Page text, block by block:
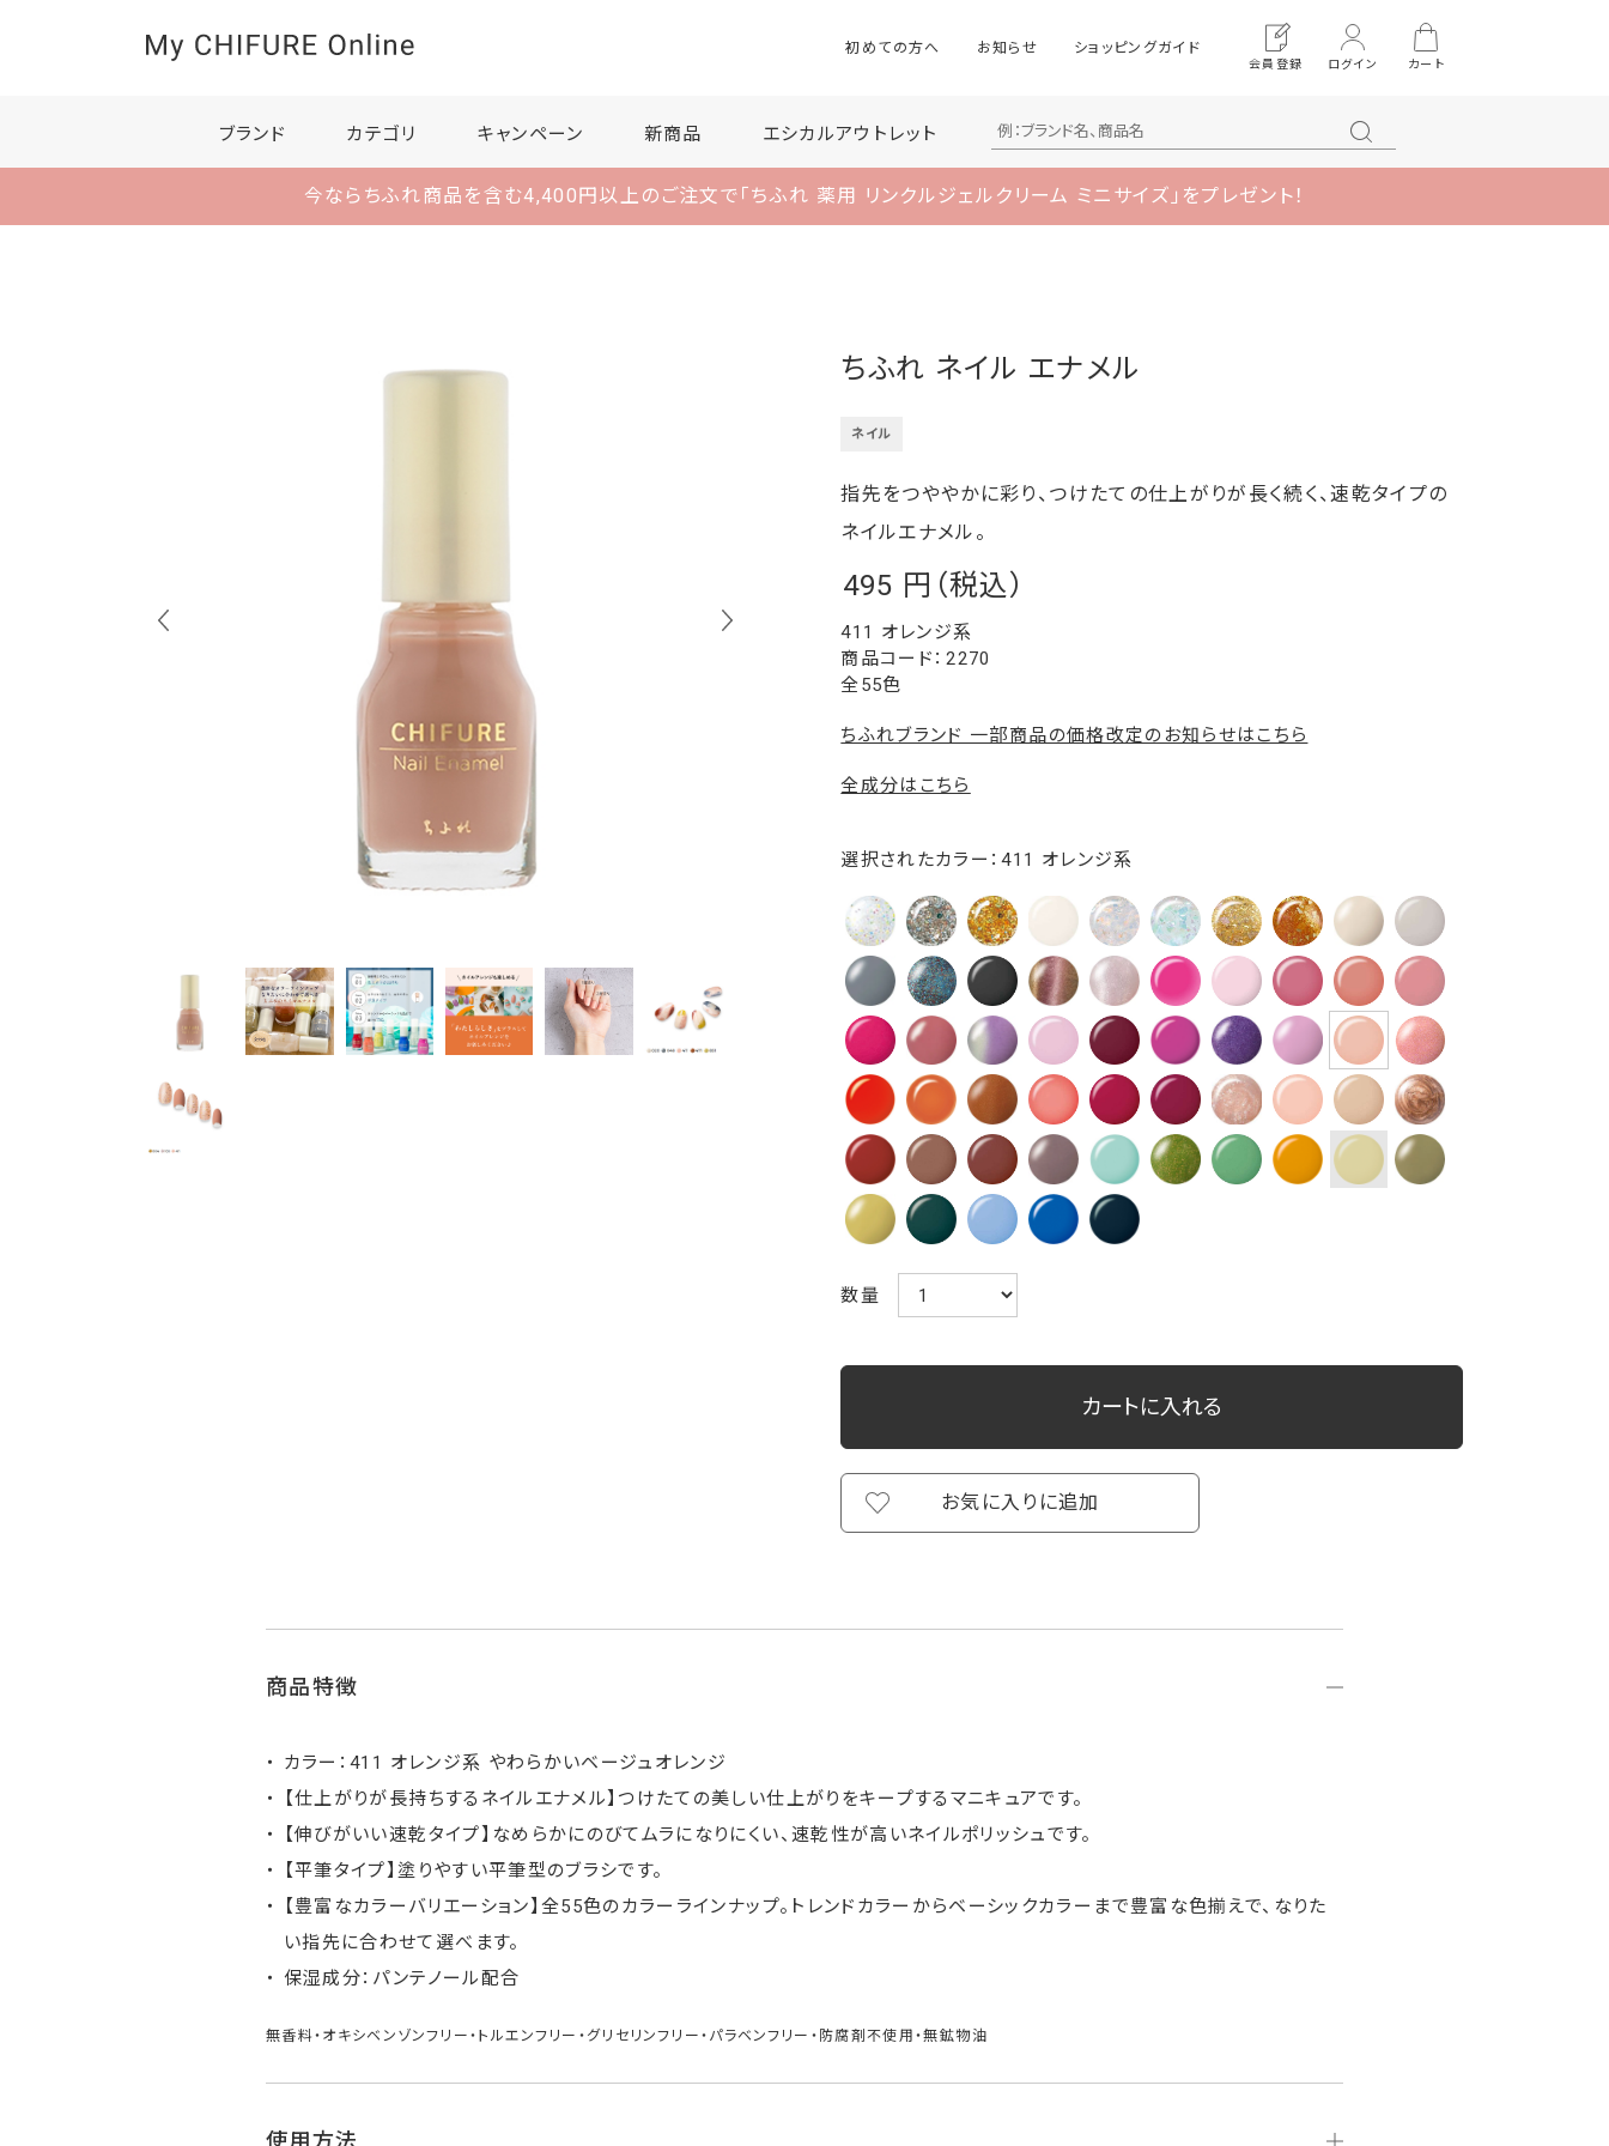
初めての方へ お知らせ ショッピングガイド
会員登録 ログイン カート
ブランド カテゴリ キャンペーン 新商品 エシカルアウトレット
今ならちふれ商品を含む4,400円以上のご注文で 「ちふれ 薬用 リンクルジェルクリーム ミニサイズ」をプレゼント！
ネイル
ちふれ ネイル エナメル
495
2270
411 オレンジ系
指先をつややかに彩り、つけたての仕上がりが長く続く、速乾タイプの
ネイルエナメル。
全55色
ちふれブランド 一部商品の価格改定のお知らせはこちら
全成分はこちら
選択されたカラー：411 オレンジ系
数量
カートに入れる
お気に入りに追加
商品特徴
カラー：411 オレンジ系 やわらかいベージュオレンジ
【仕上がりが長持ちするネイルエナメル】つけたての美しい仕上がりをキープするマニキュアです。
【伸びがいい速乾タイプ】なめらかにのびてムラになりにくい、速乾性が高いネイルポリッシュです。
【平筆タイプ】塗りやすい平筆型のブラシです。
【豊富なカラーバリエーション】全55色のカラーラインナップ。トレンドカラーからベーシックカラーまで豊富な色揃えで、なりた
い指先に合わせて選べます。
保湿成分：パンテノール配合
無香料・オキシベンゾンフリー・トルエンフリー・グリセリンフリー・パラベンフリー・防腐剤不使用・無鉱物油